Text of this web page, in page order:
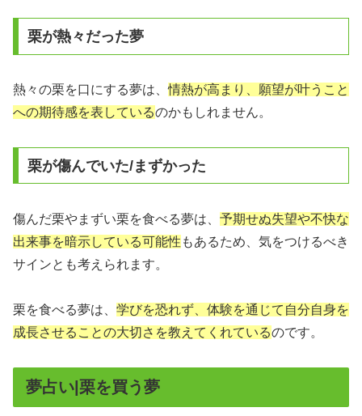
栗が熱々だった夢
熱々の栗を口にする夢は、情熱が高まり、願望が叶うこと
への期待感を表しているのかもしれません。
栗が傷んでいた/まずかった
傷んだ栗やまずい栗を食べる夢は、 予期せぬ失望や不快な
出来事を暗示している可能性 もあるため、気をつけるべき
サインとも考えられます。
栗を食べる夢は、 学びを恐れず、体験を通じて自分自身を
成長させることの大切さを教えてくれているのです。
夢占い|栗を買う夢